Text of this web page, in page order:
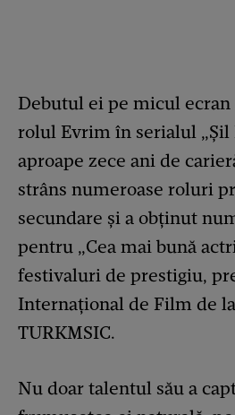
Debutul ei pe micul ecran
rolul Evrim în serialul „Șil
aproape zece ani de
strâns numeroase roluri
secundare și a obținut
pentru „Cea mai bună
festivaluri de prestigiu,
Internațional de Film de
TURKMSIC.
Nu doar talentul său a